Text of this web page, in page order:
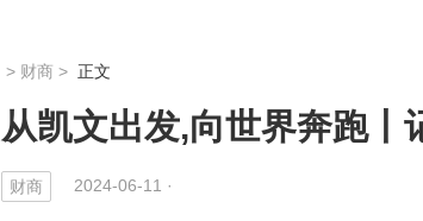
> 财商 > 正文
从凯文出发,向世界奔跑丨
财商 2024-06-11 ·